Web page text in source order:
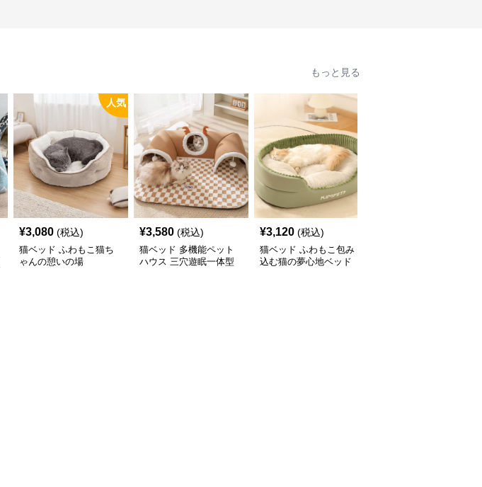
もっと見る
人気
¥3,080 (税込)
猫ベッド ふわもこ猫ち
ゃんの憩いの場
¥3,580 (税込)
猫ベッド 多機能ペット
ハウス 三穴遊眠一体型
¥3,120 (税込)
猫ベッド ふわもこ包み
込む猫の夢心地ベッド